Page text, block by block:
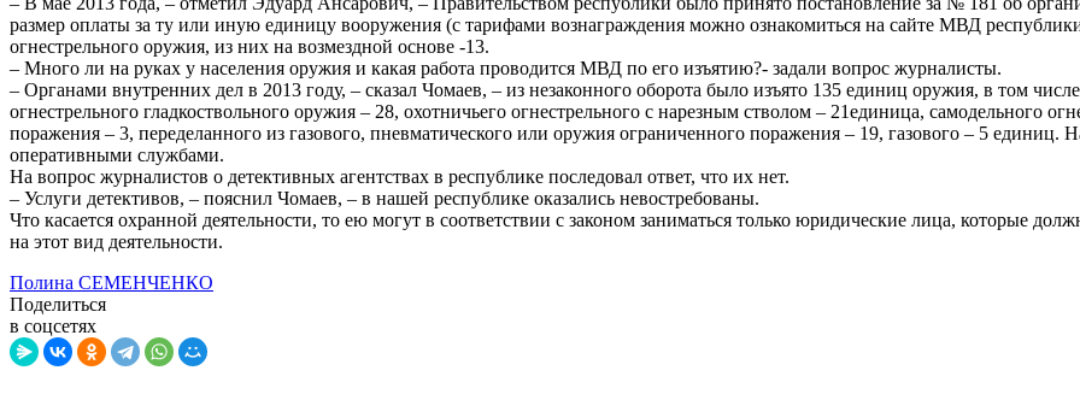
размер оплаты за ту или иную единицу вооружения (с тарифами вознаграждения можно ознакомиться на сайте МВД
огнестрельного оружия, из них на возмездной основе -13.
– Много ли на руках у населения оружия и какая работа проводится МВД по его изъятию?- задали вопрос журналисты.
– Органами внутренних дел в 2013 году, – сказал Чомаев, – из незаконного оборота было изъято 135 единиц оружия, в том
огнестрельного гладкоствольного оружия – 28, охотничьего огнестрельного с нарезным стволом – 21единица, самодельного
поражения – 3, переделанного из газового, пневматического или оружия ограниченного поражения – 19, газового – 5
оперативными службами.
На вопрос журналистов о детективных агентствах в республике последовал ответ, что их нет.
– Услуги детективов, – пояснил Чомаев, – в нашей республике оказались невостребованы.
Что касается охранной деятельности, то ею могут в соответствии с законом заниматься только юридические лица, которые
на этот вид деятельности.
Полина СЕМЕНЧЕНКО
Поделиться
в соцсетях